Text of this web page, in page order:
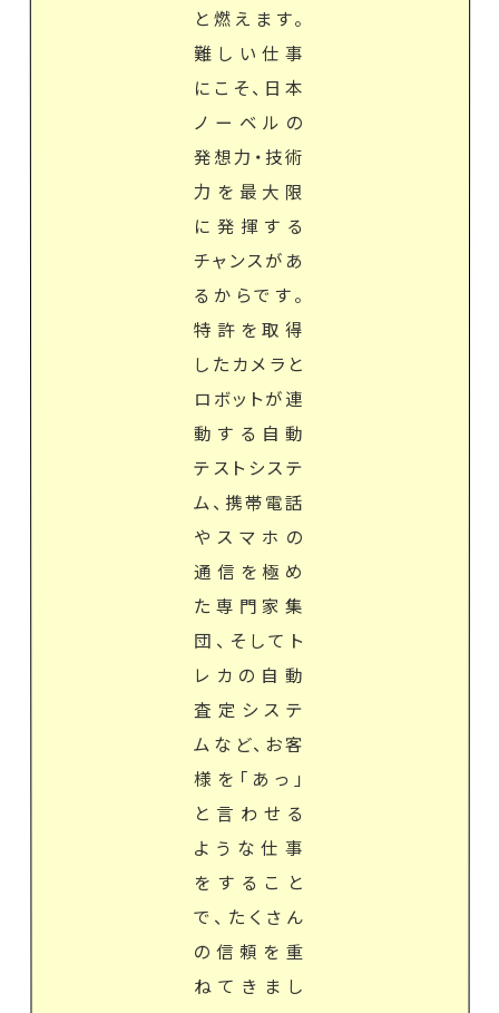
と燃えます。
難しい仕事
にこそ、日本
ノーベルの
発想力・技術
力を最大限
に発揮する
チャンスがあ
るからです。
特許を取得
したカメラと
ロボットが連
動する自動
テストシステ
ム、携帯電話
やスマホの
通信を極め
た専門家集
団、そしてト
レカの自動
査定システ
ムなど、お客
様を「あっ」
と言わせる
ような仕事
をすること
で、たくさん
の信頼を重
ねてきまし